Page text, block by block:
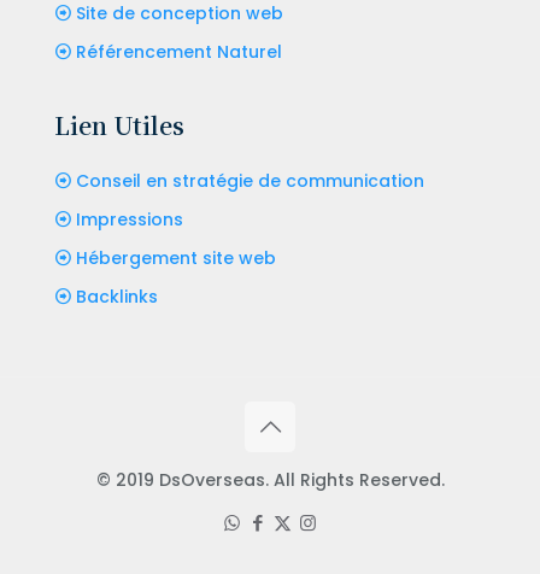
Site de conception web
Référencement Naturel
Lien Utiles
Conseil en stratégie de communication
Impressions
Hébergement site web
Backlinks
© 2019 DsOverseas. All Rights Reserved.